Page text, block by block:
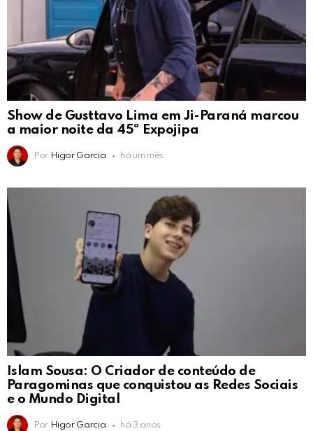
Show de Gusttavo Lima em Ji-Paraná marcou
a maior noite da 45ª Expojipa
Por Higor Garcia há um mês
Islam Sousa: O Criador de conteúdo de
Paragominas que conquistou as Redes Sociais
e o Mundo Digital
Por Higor Garcia há 3 anos